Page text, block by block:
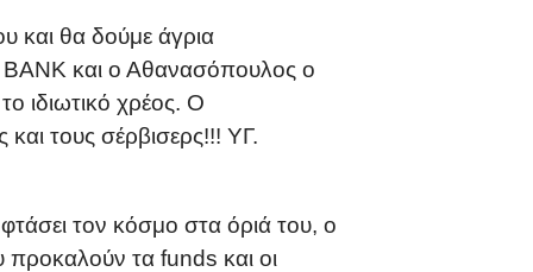
και θα δούμε άγρια
και ο Αθανασόπουλος ο
ιδιωτικό χρέος. Ο
τους σέρβισερς!!! ΥΓ.
τον κόσμο στα όριά του, ο
τα funds και οι